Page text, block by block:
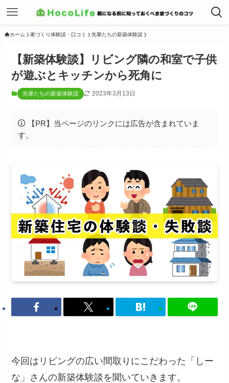
ホーム 家づくり体験談・口コミ 先輩たちの新築体験談
【新築体験談】リビング隣の和室で子供
が遊ぶとキッチンから死角に
先輩たちの新築体験談 2023年3月13日
【PR】当ページのリンクには広告が含まれていま
す。
今回はリビングの広い間取りにこだわった「しー
な」さんの新築体験談を聞いていきます。